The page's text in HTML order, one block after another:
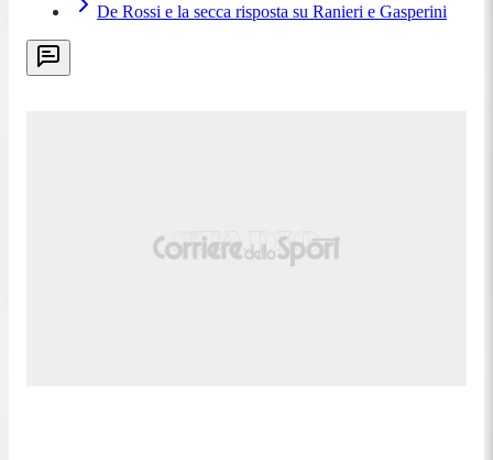
De Rossi e la secca risposta su Ranieri e Gasperini